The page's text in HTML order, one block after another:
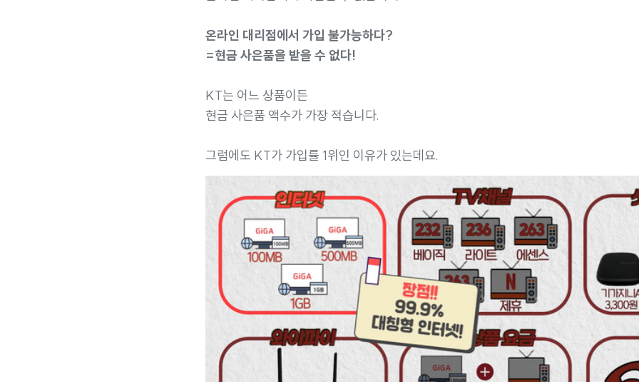
온라인 대리점에서 가입 불가능하다?
=현금 사은품을 받을 수 없다!
KT는 어느 상품이든
현금 사은품 액수가 가장 적습니다.
그럼에도 KT가 가입률 1위인 이유가 있는데요.